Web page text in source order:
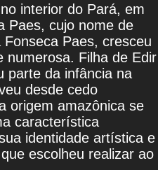
interior do Pará, em
Paes, cujo nome de
Paes, cresceu
numerosa. Filha de Edir
parte da infância na
desde cedo
origem amazônica se
característica
identidade artística e
escolheu realizar ao